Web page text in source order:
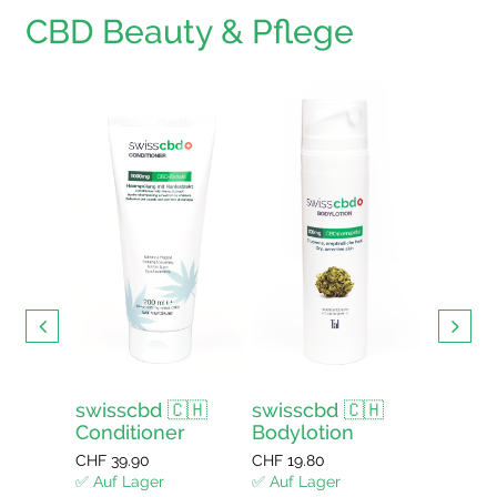
CBD Beauty & Pflege
swisscbd 🇨🇭
Conditioner
CHF 39.90
✅ Auf Lager
swisscbd 🇨🇭
Bodylotion
CHF 19.80
✅ Auf Lager